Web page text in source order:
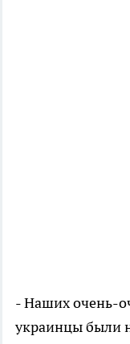
- Наших очень-
украинцы были